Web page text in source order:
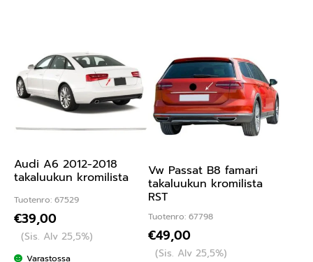
Audi A6 2012-2018
takaluukun kromilista
Tuotenro: 67529
€39,00
(Sis. Alv 25,5%)
Varastossa
Vw Passat B8 famari
takaluukun kromilista
RST
Tuotenro: 67798
€49,00
(Sis. Alv 25,5%)